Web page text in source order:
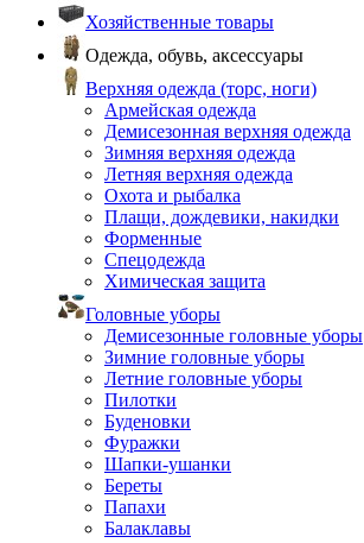
Хозяйственные товары
Одежда, обувь, аксессуары
Верхняя одежда (торс, ноги)
Армейская одежда
Демисезонная верхняя одежда
Зимняя верхняя одежда
Летняя верхняя одежда
Охота и рыбалка
Плащи, дождевики, накидки
Форменные
Спецодежда
Химическая защита
Головные уборы
Демисезонные головные уборы
Зимние головные уборы
Летние головные уборы
Пилотки
Буденовки
Фуражки
Шапки-ушанки
Береты
Папахи
Балаклавы